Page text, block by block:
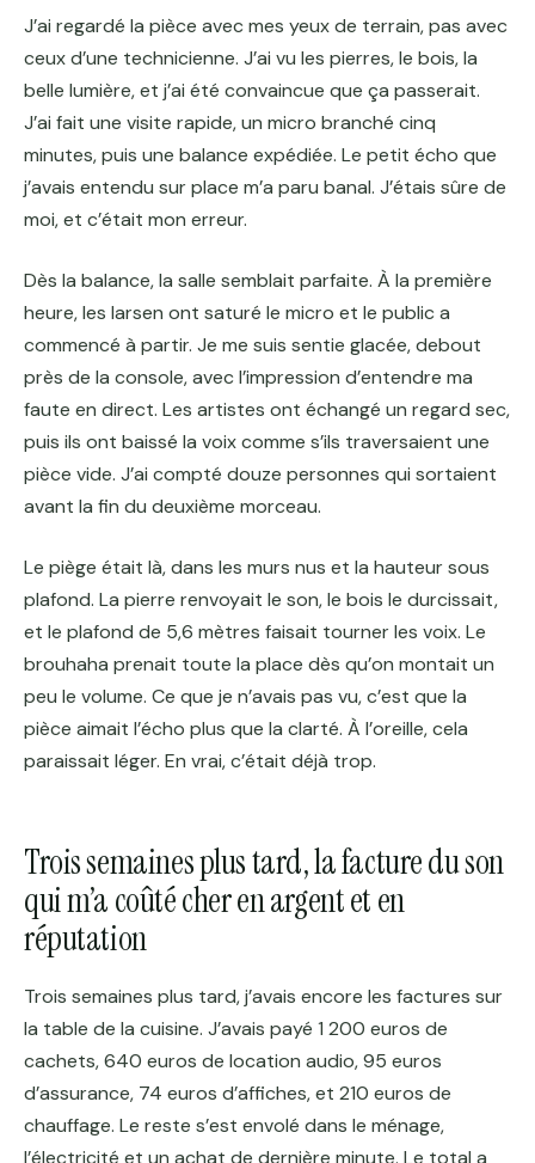
J’ai regardé la pièce avec mes yeux de terrain, pas avec
ceux d’une technicienne. J’ai vu les pierres, le bois, la
belle lumière, et j’ai été convaincue que ça passerait.
J’ai fait une visite rapide, un micro branché cinq
minutes, puis une balance expédiée. Le petit écho que
j’avais entendu sur place m’a paru banal. J’étais sûre de
moi, et c’était mon erreur.
Dès la balance, la salle semblait parfaite. À la première
heure, les larsen ont saturé le micro et le public a
commencé à partir. Je me suis sentie glacée, debout
près de la console, avec l’impression d’entendre ma
faute en direct. Les artistes ont échangé un regard sec,
puis ils ont baissé la voix comme s’ils traversaient une
pièce vide. J’ai compté douze personnes qui sortaient
avant la fin du deuxième morceau.
Le piège était là, dans les murs nus et la hauteur sous
plafond. La pierre renvoyait le son, le bois le durcissait,
et le plafond de 5,6 mètres faisait tourner les voix. Le
brouhaha prenait toute la place dès qu’on montait un
peu le volume. Ce que je n’avais pas vu, c’est que la
pièce aimait l’écho plus que la clarté. À l’oreille, cela
paraissait léger. En vrai, c’était déjà trop.
Trois semaines plus tard, la facture du son
qui m’a coûté cher en argent et en
réputation
Trois semaines plus tard, j’avais encore les factures sur
la table de la cuisine. J’avais payé 1 200 euros de
cachets, 640 euros de location audio, 95 euros
d’assurance, 74 euros d’affiches, et 210 euros de
chauffage. Le reste s’est envolé dans le ménage,